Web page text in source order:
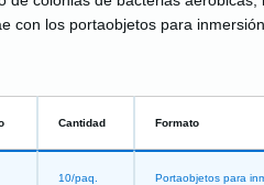
con los portaobjetos para
Cantidad Formato
10/paq. Portaobjetos para